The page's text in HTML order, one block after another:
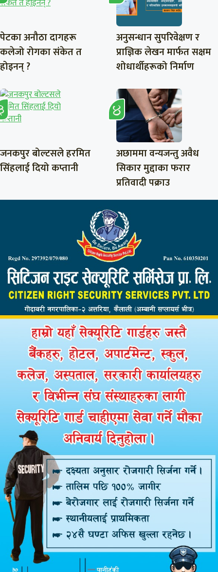
पेटका अनौठा दागहरू
कलेजो रोगका संकेत त
होइनन् ?
अनुसन्धान सुपरिवेक्षण र
प्राज्ञिक लेखन मार्फत सक्षम
शोधार्थीहरूको निर्माण
जनकपुर बोल्टसले हरमित
सिंहलाई दियो कप्तानी
अछाममा वन्यजन्तु अवैध
सिकार मुद्दाका फरार
प्रतिवादी पक्राउ